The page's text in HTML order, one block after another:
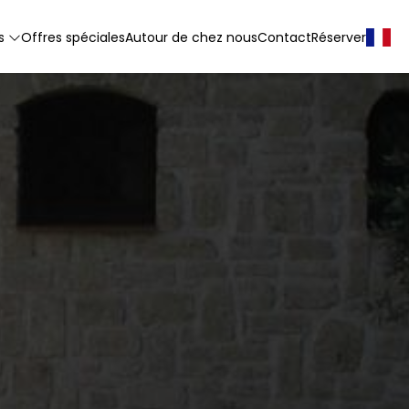
Offres spécialesAutour de chez nousContactRéserver